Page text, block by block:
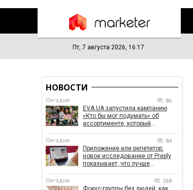
Пт, 7 августа 2026, 16:17
НОВОСТИ
Сегодня 86
EVA.UA запустила кампанию
«Кто бы мог подумать» об
ассортименте, который
Сегодня 84
Приложение или репетитор:
новое исследование от Preply
показывает, что лучше
Сегодня 268
Фокус-группы без людей: как